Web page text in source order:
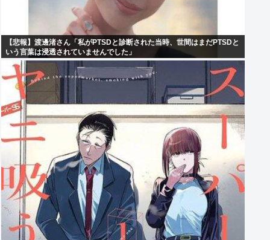
【悲報】渡邊渚さん「私がPTSDと診断された当時、世間はまだPTSDと
いう言葉は浸透されていませんでした」